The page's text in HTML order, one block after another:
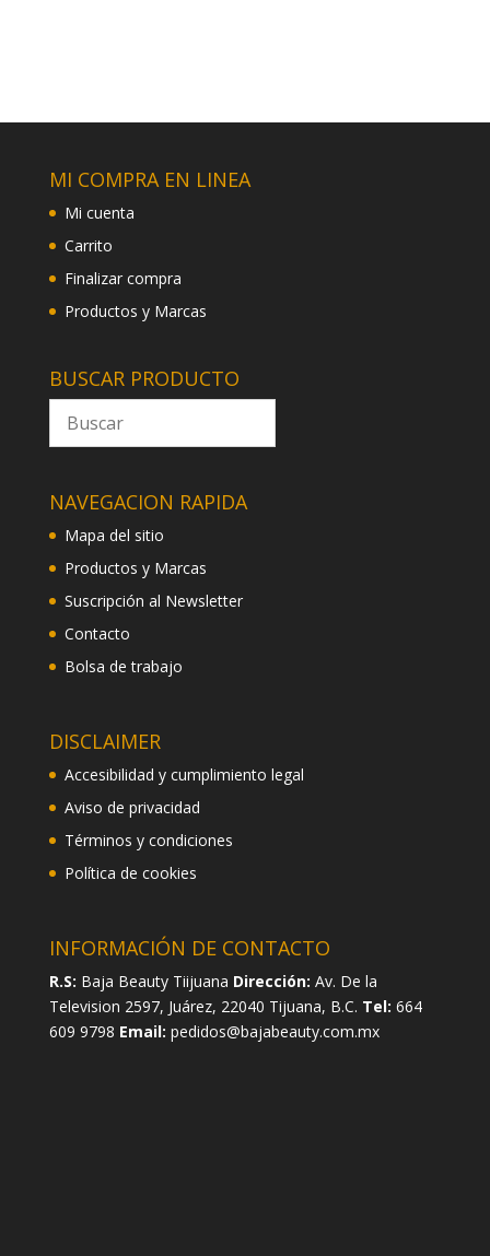
MI COMPRA EN LINEA
Mi cuenta
Carrito
Finalizar compra
Productos y Marcas
BUSCAR PRODUCTO
NAVEGACION RAPIDA
Mapa del sitio
Productos y Marcas
Suscripción al Newsletter
Contacto
Bolsa de trabajo
DISCLAIMER
Accesibilidad y cumplimiento legal
Aviso de privacidad
Términos y condiciones
Política de cookies
INFORMACIÓN DE CONTACTO
R.S: Baja Beauty Tiijuana Dirección: Av. De la
Television 2597, Juárez, 22040 Tijuana, B.C. Tel: 664
609 9798 Email: pedidos@bajabeauty.com.mx